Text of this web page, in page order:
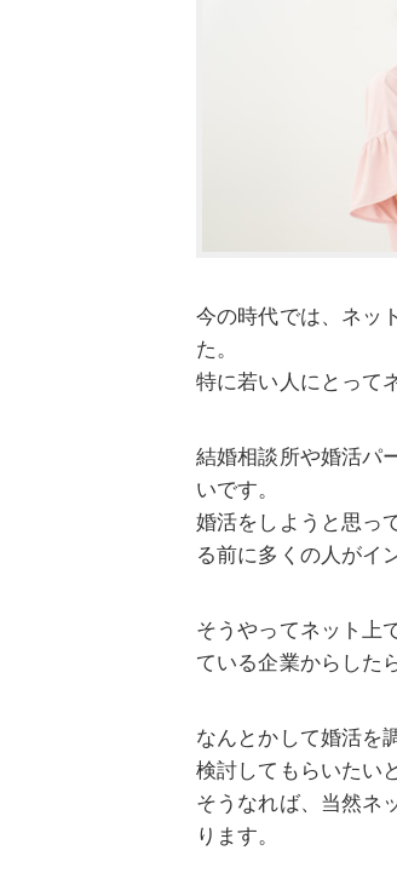
今の時代では、ネッ
た。
特に若い人にとって
結婚相談所や婚活パ
いです。
婚活をしようと思っ
る前に多くの人がイ
そうやってネット上
ている企業からした
なんとかして婚活を
検討してもらいたい
そうなれば、当然ネ
ります。